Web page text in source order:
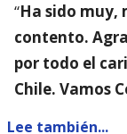
“Ha sido muy,
contento.
por todo el
Chile. Vamos
Lee también...